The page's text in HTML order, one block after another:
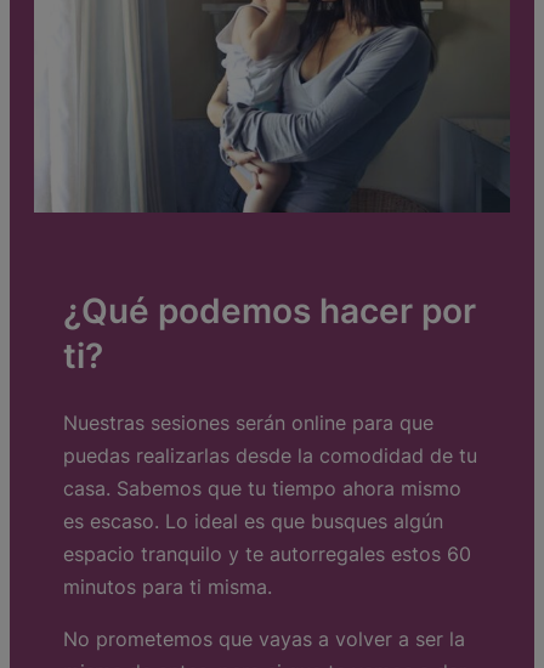
¿Qué podemos hacer por
ti?
Nuestras sesiones serán online para que
puedas realizarlas desde la comodidad de tu
casa. Sabemos que tu tiempo ahora mismo
es escaso. Lo ideal es que busques algún
espacio tranquilo y te autorregales estos 60
minutos para ti misma.
No prometemos que vayas a volver a ser la